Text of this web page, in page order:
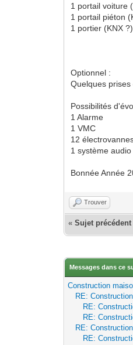
1 portail voiture
1 portail piéton
1 portier (KNX ?)
Optionnel :
Quelques
Possibilités
1 Alarme
1 VMC
12
1 système
Bonnée Année
Trouver
«Sujet précédent
Messages dans ce
Construction
RE:
RE:
RE:
RE:
RE: